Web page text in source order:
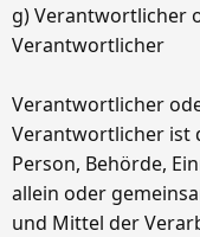
g) Verantwortlicher
Verantwortlicher
Verantwortlicher
Verantwortlicher ist
Person, Behörde,
allein oder
und Mittel der